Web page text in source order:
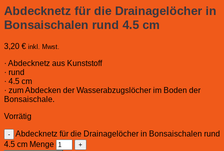
Abdecknetz für die Drainagelöcher in
Bonsaischalen rund 4.5 cm
3,20 € inkl. Mwst.
· Abdecknetz aus Kunststoff
· rund
· 4.5 cm
· zum Abdecken der Wasserabzugslöcher im Boden der
Bonsaischale.
Vorrätig
Abdecknetz für die Drainagelöcher in Bonsaischalen rund
4.5 cm Menge